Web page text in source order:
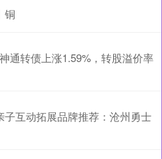
铜
通转债上涨1.59%，转股溢价率
互动拓展品牌推荐：沧州勇士